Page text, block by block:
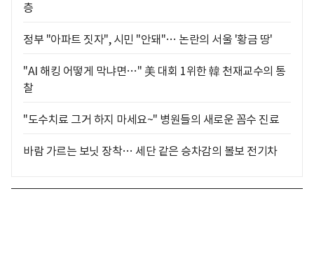
층
정부 "아파트 짓자", 시민 "안돼"… 논란의 서울 '황금 땅'
"AI 해킹 어떻게 막냐면…" 美 대회 1위한 韓 천재교수의 통
찰
"도수치료 그거 하지 마세요~" 병원들의 새로운 꼼수 진료
바람 가르는 보닛 장착… 세단 같은 승차감의 볼보 전기차